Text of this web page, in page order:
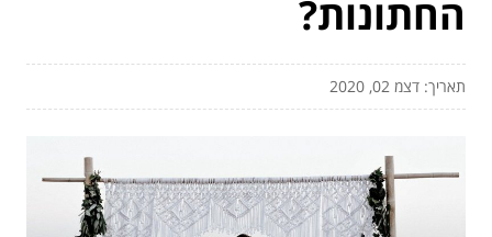
החתונות?
תאריך: דצמ 02, 2020